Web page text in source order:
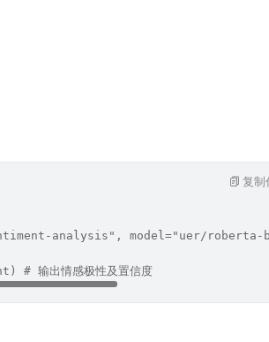
analysis", model="uer/roberta-
输出情感极性及置信度
复制